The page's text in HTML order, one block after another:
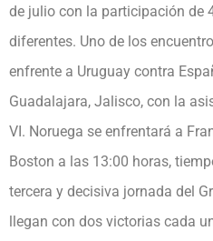
de julio con la participación de
diferentes. Uno de los
enfrente a Uruguay contra
Guadalajara, Jalisco, con la
VI. Noruega se enfrentará a
Boston a las 13:00 horas,
tercera y decisiva jornada del
llegan con dos victorias cada